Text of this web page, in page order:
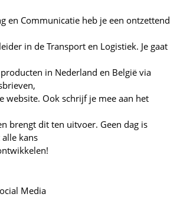
en Communicatie heb je een ontzettend
in de Transport en Logistiek. Je gaat
in Nederland en België via
website. Ook schrijf je mee aan het
brengt dit ten uitvoer. Geen dag is
kans
Media